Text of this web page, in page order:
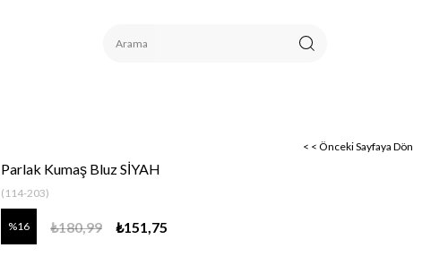
< < Önceki Sayfaya Dön
Parlak Kumaş Bluz SİYAH
(114-203)
16 ₺180,99 ₺151,75